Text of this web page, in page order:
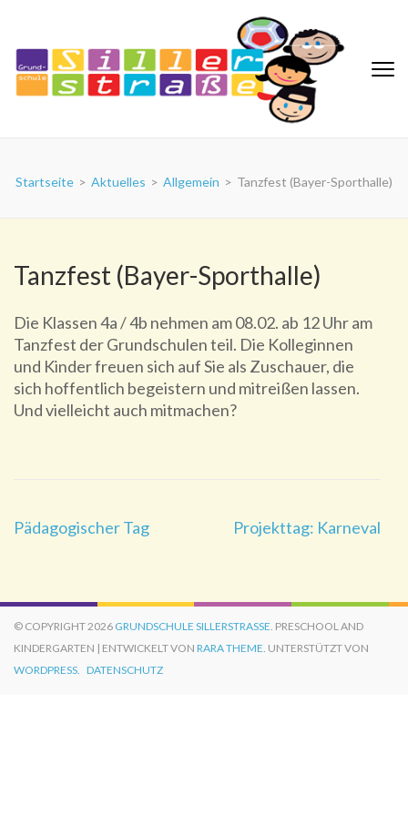
springen
(Eingabetaste
drücken)
Startseite > Aktuelles > Allgemein > Tanzfest (Bayer-Sporthalle)
Tanzfest (Bayer-Sporthalle)
Die Klassen 4a / 4b nehmen am 08.02. ab 12 Uhr am
Tanzfest der Grundschulen teil. Die Kolleginnen
und Kinder freuen sich auf Sie als Zuschauer, die
sich hoffentlich begeistern und mitreißen lassen.
Und vielleicht auch mitmachen?
Beitragsnavigation
Pädagogischer Tag Projekttag: Karneval
© COPYRIGHT 2026 GRUNDSCHULE SILLERSTRASSE . PRESCHOOL AND
KINDERGARTEN | ENTWICKELT VON RARA THEME. UNTERSTÜTZT VON
WORDPRESS. DATENSCHUTZ